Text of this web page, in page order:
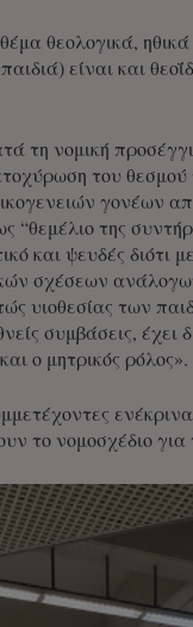
θεολογικά,
είναι και
τη νομική
του θεσμού
γονέων
“θεμέλιο της
και ψευδές
σχέσεων
υιοθεσίας των
συμβάσεις,
ο μητρικός ρόλος».
το νομοσχέδιο